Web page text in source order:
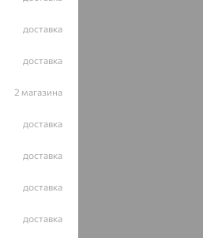
доставка
доставка
2 магазина
доставка
доставка
доставка
доставка